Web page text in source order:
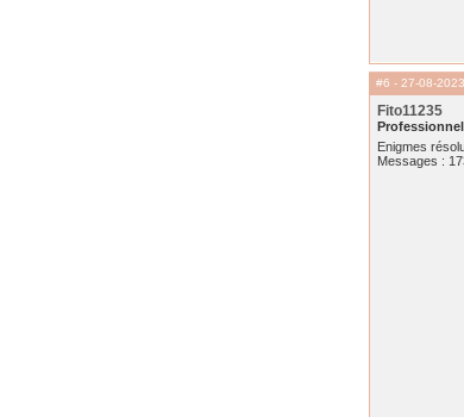
#6 - 27-08-
Fito11235
Enigmes
Messages :